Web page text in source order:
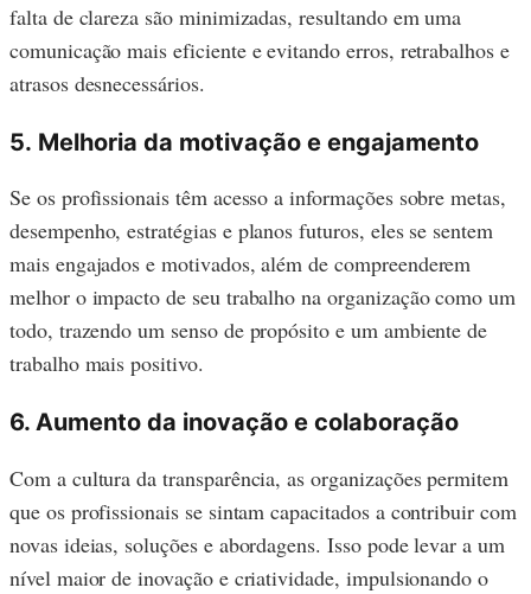
falta de clareza são minimizadas, resultando em uma
comunicação mais eficiente e evitando erros, retrabalhos e
atrasos desnecessários.
5. Melhoria da motivação e engajamento
Se os profissionais têm acesso a informações sobre metas,
desempenho, estratégias e planos futuros, eles se sentem
mais engajados e motivados, além de compreenderem
melhor o impacto de seu trabalho na organização como um
todo, trazendo um senso de propósito e um ambiente de
trabalho mais positivo.
6. Aumento da inovação e colaboração
Com a cultura da transparência, as organizações permitem
que os profissionais se sintam capacitados a contribuir com
novas ideias, soluções e abordagens. Isso pode levar a um
nível maior de inovação e criatividade, impulsionando o